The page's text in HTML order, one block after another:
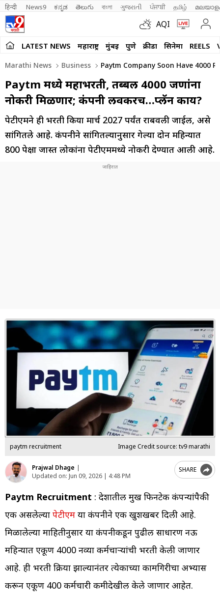
हिन्दी News9 ಕನ್ನಡ తెలుగు বাংলা ગુજરાતી ਪੰਜਾਬੀ தமிழ்
AQI
LATEST NEWS महाराष्ट्र मुंबई पुणे क्रीडा सिनेमा REELS
Marathi News Business Paytm Company Soon Have 4000
Paytm मध्ये महाभरती, तब्बल 4000 जणांना
नोकरी मिळणार; कंपनी लवकरच…प्लॅन काय?
पेटीएमने ही भरती प्रकिया मार्च 2027 पर्यंत राबवली जाईल, असे
सांगितले आहे. कंपनीने सांगितल्यानुसार गेल्या दोन महिन्यात
800 पेक्षा जास्त लोकांना पेटीएममध्ये नोकरी देण्यात आली आहे.
paytm recruitment Image Credit source: tv9 marathi
Prajwal Dhage |
Updated on: Jun 09, 2026 | 4:48 PM
SHARE
Paytm Recruitment : देशातील प्रमुख फिनटेक कंपन्यांपैकी
एक असलेल्या पेटीएम या कंपनीने एक खुशखबर दिली आहे.
मिळालेल्या माहितीनुसार या कंपनीकडून पुढील साधारण नऊ
महिन्यात एकूण 4000 नव्या कर्मचाऱ्यांची भरती केली जाणार
आहे. ही भरती प्रक्रिया झाल्यानंतर प्रत्येकाच्या कामगिरीचा अभ्यास
करून एकूण 400 कर्मचारी कमीदेखील केले जाणार आहेत.